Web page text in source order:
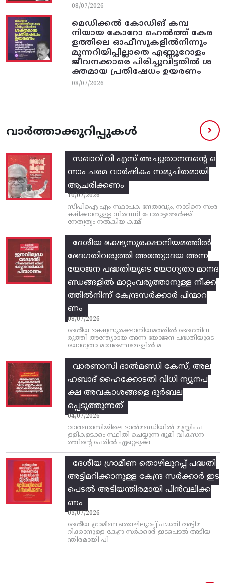
08/07/2026
മെഡിക്കൽ കോഡിങ് കമ്പ
നിയായ കോറോ ഹെൽത്ത് കേര
ളത്തിലെ ഓഫീസുകളിൽനിന്നും
മുന്നറിയിപ്പില്ലാതെ എണ്ണൂറോളം
ജീവനക്കാരെ പിരിച്ചുവിട്ടതിൽ‌ ശ
ക്തമായ പ്രതിഷേധം ഉയരണം
08/07/2026
വാർത്താക്കുറിപ്പുകൾ
സഖാവ് വി എസ്‌ അച്യുതാനന്ദന്റെ ഒ
ന്നാം ചരമ വാര്‍ഷികം സമുചിതമായി
ആചരിക്കണം
10/07/2026
സിപിഐ എം സ്ഥാപക നേതാവും, നാടിനെ സംര
ക്ഷിക്കാനുള്ള നിരവധി പോരാട്ടങ്ങള്‍ക്ക്‌
നേതൃത്വം നല്‍കിയ കമ്മ്
ദേശീയ ഭക്ഷ്യസുരക്ഷാനിയമത്തിൽ
ഭേദഗതിവരുത്തി അന്ത്യോദയ അന്ന
യോജന പദ്ധതിയുടെ യോഗ്യതാ മാനദ
ണ്ഡങ്ങളിൽ മാറ്റംവരുത്താനുള്ള നീക്ക
ത്തിൽനിന്ന്‌ കേന്ദ്രസർക്കാർ പിന്മാറ
ണം
08/07/2026
ദേശീയ ഭക്ഷ്യസുരക്ഷാനിയമത്തിൽ ഭേദഗതിവ
രുത്തി അന്ത്യോദയ അന്ന യോജന പദ്ധതിയുടെ
യോഗ്യതാ മാനദണ്ഡങ്ങളിൽ മ
വാരണാസി ദാൽമണ്ഡി കേസ്, അല
ഹബാദ് ഹൈക്കോടതി വിധി ന്യൂനപ
ക്ഷ അവകാശങ്ങളെ ദുർബല
പ്പെടുത്തുന്നത്
04/07/2026
വാരണാസിയിലെ ദാൽമണ്ഡിയിൽ മുസ്ലിം പ
ള്ളികളടക്കം സ്ഥിതി ചെയ്യുന്ന ഭൂമി വികസന
ത്തിന്റെ പേരിൽ ഏറ്റെടുക്ക
ദേശീയ ഗ്രാമീണ തൊഴിലുറപ്പ്‌ പദ്ധതി
അട്ടിമറിക്കാനുള്ള കേന്ദ്ര സര്‍ക്കാര്‍ ഇട
പെടല്‍ അടിയന്തിരമായി പിന്‍വലിക്ക
ണം
03/07/2026
ദേശീയ ഗ്രാമീണ തൊഴിലുറപ്പ്‌ പദ്ധതി അട്ടിമ
റിക്കാനുള്ള കേന്ദ്ര സര്‍ക്കാര്‍ ഇടപെടല്‍ അടിയ
ന്തിരമായി പി